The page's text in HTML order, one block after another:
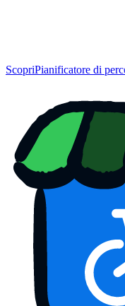
ScopriPianificatore di